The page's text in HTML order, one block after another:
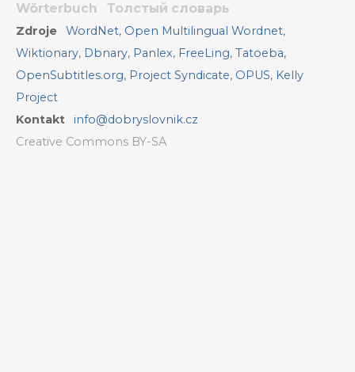
Wörterbuch
Толстый словарь
Zdroje WordNet, Open Multilingual Wordnet,
Wiktionary, Dbnary, Panlex, FreeLing, Tatoeba,
OpenSubtitles.org, Project Syndicate, OPUS, Kelly
Project
Kontakt
info@dobryslovnik.cz
Creative Commons BY-SA